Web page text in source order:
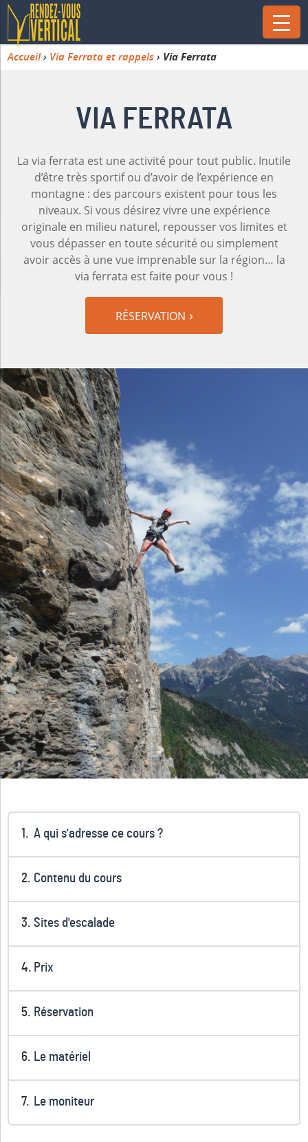
Accueil› Via Ferrata et rappels› Via Ferrata
VIA FERRATA
La via ferrata est une activité pour tout public. Inutile
d’être très sportif ou d’avoir de l’expérience en
montagne : des parcours existent pour tous les
niveaux. Si vous désirez vivre une expérience
originale en milieu naturel, repousser vos limites et
vous dépasser en toute sécurité ou simplement
avoir accès à une vue imprenable sur la région… la
via ferrata est faite pour vous !
RÉSERVATION
A qui s'adresse ce cours ?
Contenu du cours
Sites d'escalade
Prix
Réservation
Le matériel
Le moniteur